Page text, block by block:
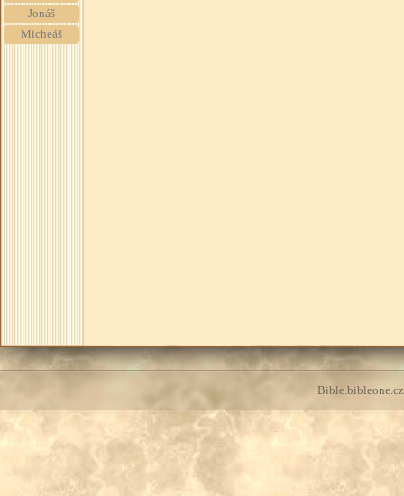
Jonáš
Micheáš